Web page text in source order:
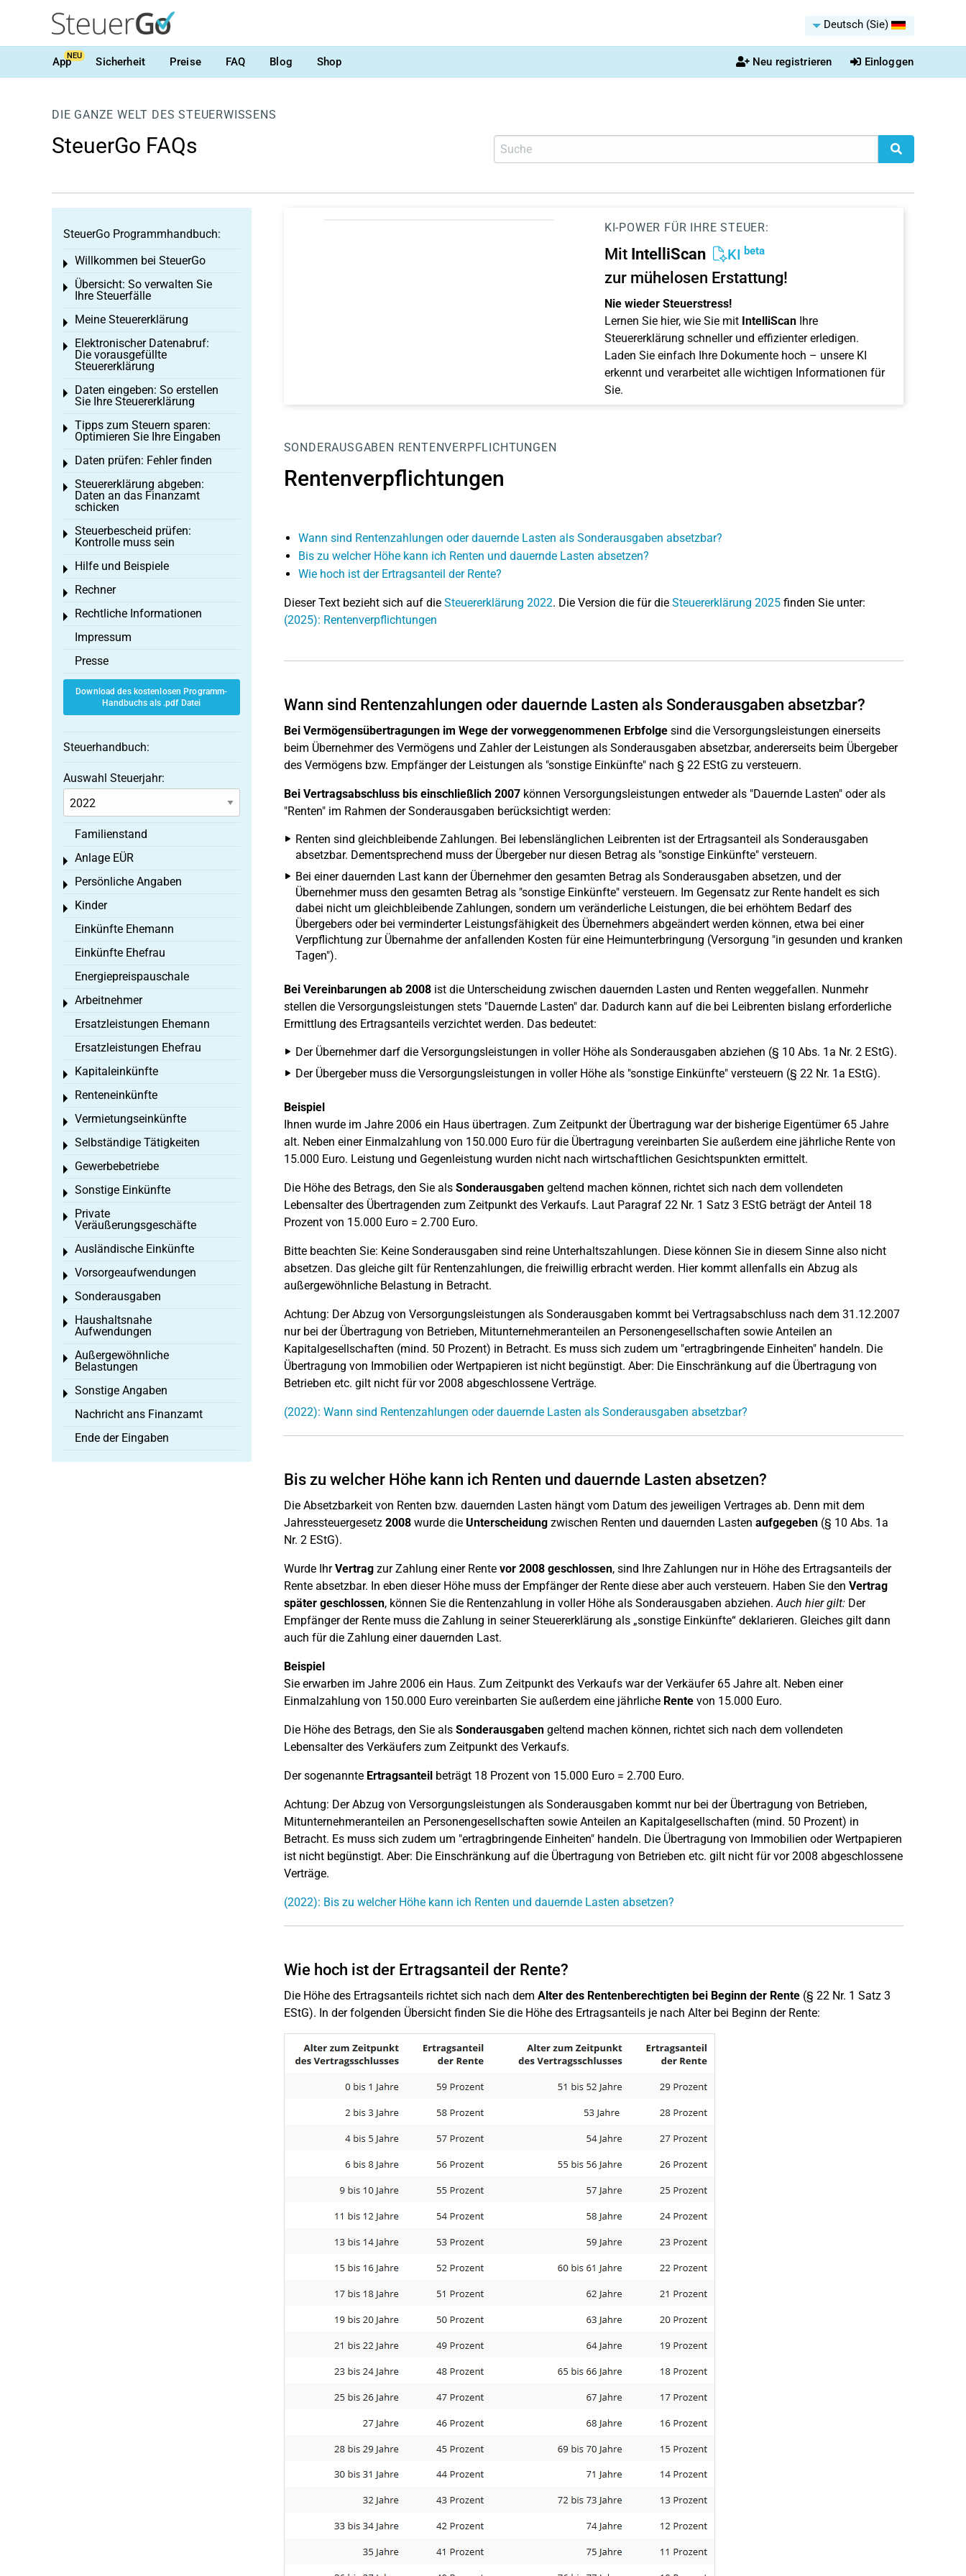
Deutsch (Sie)
AppNEU Sicherheit Preise FAQ Blog Shop Neu registrieren Einloggen
DIE GANZE WELT DES STEUERWISSENS
SteuerGo FAQs
KI-POWER FÜR IHRE STEUER:
Mit IntelliScan KI beta
zur mühelosen Erstattung!
Nie wieder Steuerstress!
Lernen Sie hier, wie Sie mit IntelliScanIhre
Steuererklärung schneller und effizienter erledigen.
Laden Sie einfach Ihre Dokumente hoch – unsere KI
erkennt und verarbeitet alle wichtigen Informationen für
Sie.
SONDERAUSGABEN RENTENVERPFLICHTUNGEN
Rentenverpflichtungen
Wann sind Rentenzahlungen oder dauernde Lasten als Sonderausgaben absetzbar?
Bis zu welcher Höhe kann ich Renten und dauernde Lasten absetzen?
Wie hoch ist der Ertragsanteil der Rente?
Dieser Text bezieht sich auf die Steuererklärung 2022. Die Version die für die Steuererklärung 2025finden Sie unter:
(2025): Rentenverpflichtungen
Wann sind Rentenzahlungen oder dauernde Lasten als Sonderausgaben absetzbar?
Bei Vermögensübertragungen im Wege der vorweggenommenen Erbfolgesind die Versorgungsleistungen einerseits
beim Übernehmer des Vermögens und Zahler der Leistungen als Sonderausgaben absetzbar, andererseits beim Übergeber
des Vermögens bzw. Empfänger der Leistungen als "sonstige Einkünfte" nach § 22 EStG zu versteuern.
Bei Vertragsabschluss bis einschließlich 2007können Versorgungsleistungen entweder als "Dauernde Lasten" oder als
"Renten" im Rahmen der Sonderausgaben berücksichtigt werden:
Renten sind gleichbleibende Zahlungen. Bei lebenslänglichen Leibrenten ist der Ertragsanteil als Sonderausgaben
absetzbar. Dementsprechend muss der Übergeber nur diesen Betrag als "sonstige Einkünfte" versteuern.
Bei einer dauernden Last kann der Übernehmer den gesamten Betrag als Sonderausgaben absetzen, und der
Übernehmer muss den gesamten Betrag als "sonstige Einkünfte" versteuern. Im Gegensatz zur Rente handelt es sich
dabei nicht um gleichbleibende Zahlungen, sondern um veränderliche Leistungen, die bei erhöhtem Bedarf des
Übergebers oder bei verminderter Leistungsfähigkeit des Übernehmers abgeändert werden können, etwa bei einer
Verpflichtung zur Übernahme der anfallenden Kosten für eine Heimunterbringung (Versorgung "in gesunden und kranken
Tagen").
Bei Vereinbarungen ab 2008ist die Unterscheidung zwischen dauernden Lasten und Renten weggefallen. Nunmehr
stellen die Versorgungsleistungen stets "Dauernde Lasten" dar. Dadurch kann auf die bei Leibrenten bislang erforderliche
Ermittlung des Ertragsanteils verzichtet werden. Das bedeutet:
Der Übernehmer darf die Versorgungsleistungen in voller Höhe als Sonderausgaben abziehen (§ 10 Abs. 1a Nr. 2 EStG).
Der Übergeber muss die Versorgungsleistungen in voller Höhe als "sonstige Einkünfte" versteuern (§ 22 Nr. 1a EStG).
Beispiel
Ihnen wurde im Jahre 2006 ein Haus übertragen. Zum Zeitpunkt der Übertragung war der bisherige Eigentümer 65 Jahre
alt. Neben einer Einmalzahlung von 150.000 Euro für die Übertragung vereinbarten Sie außerdem eine jährliche Rente von
15.000 Euro. Leistung und Gegenleistung wurden nicht nach wirtschaftlichen Gesichtspunkten ermittelt.
Die Höhe des Betrags, den Sie als Sonderausgabengeltend machen können, richtet sich nach dem vollendeten
Lebensalter des Übertragenden zum Zeitpunkt des Verkaufs. Laut Paragraf 22 Nr. 1 Satz 3 EStG beträgt der Anteil 18
Prozent von 15.000 Euro = 2.700 Euro.
Bitte beachten Sie: Keine Sonderausgaben sind reine Unterhaltszahlungen. Diese können Sie in diesem Sinne also nicht
absetzen. Das gleiche gilt für Rentenzahlungen, die freiwillig erbracht werden. Hier kommt allenfalls ein Abzug als
außergewöhnliche Belastung in Betracht.
Achtung: Der Abzug von Versorgungsleistungen als Sonderausgaben kommt bei Vertragsabschluss nach dem 31.12.2007
nur bei der Übertragung von Betrieben, Mitunternehmeranteilen an Personengesellschaften sowie Anteilen an
Kapitalgesellschaften (mind. 50 Prozent) in Betracht. Es muss sich zudem um "ertragbringende Einheiten" handeln. Die
Übertragung von Immobilien oder Wertpapieren ist nicht begünstigt. Aber: Die Einschränkung auf die Übertragung von
Betrieben etc. gilt nicht für vor 2008 abgeschlossene Verträge.
(2022): Wann sind Rentenzahlungen oder dauernde Lasten als Sonderausgaben absetzbar?
Bis zu welcher Höhe kann ich Renten und dauernde Lasten absetzen?
Die Absetzbarkeit von Renten bzw. dauernden Lasten hängt vom Datum des jeweiligen Vertrages ab. Denn mit dem
Jahressteuergesetz 2008wurde die Unterscheidungzwischen Renten und dauernden Lasten aufgegeben(§ 10 Abs. 1a
Nr. 2 EStG).
Wurde IhrVertragzur Zahlung einer Rente vor 2008 geschlossen, sind Ihre Zahlungen nur in Höhe des Ertragsanteils der
Rente absetzbar. In eben dieser Höhe muss der Empfänger der Rente diese aber auch versteuern. Haben Sie den Vertrag
später geschlossen, können Sie die Rentenzahlung in voller Höhe als Sonderausgaben abziehen. Auch hier gilt:Der
Empfänger der Rente muss die Zahlung in seiner Steuererklärung als „sonstige Einkünfte“ deklarieren. Gleiches gilt dann
auch für die Zahlung einer dauernden Last.
Beispiel
Sie erwarben im Jahre 2006 ein Haus. Zum Zeitpunkt des Verkaufs war der Verkäufer 65 Jahre alt. Neben einer
Einmalzahlung von 150.000 Euro vereinbarten Sie außerdem eine jährliche Rentevon 15.000 Euro.
Die Höhe des Betrags, den Sie als Sonderausgabengeltend machen können, richtet sich nach dem vollendeten
Lebensalter des Verkäufers zum Zeitpunkt des Verkaufs.
Der sogenannte Ertragsanteilbeträgt 18 Prozent von 15.000 Euro = 2.700 Euro.
Achtung: Der Abzug von Versorgungsleistungen als Sonderausgaben kommt nur bei der Übertragung von Betrieben,
Mitunternehmeranteilen an Personengesellschaften sowie Anteilen an Kapitalgesellschaften (mind. 50 Prozent) in
Betracht. Es muss sich zudem um "ertragbringende Einheiten" handeln. Die Übertragung von Immobilien oder Wertpapieren
ist nicht begünstigt. Aber: Die Einschränkung auf die Übertragung von Betrieben etc. gilt nicht für vor 2008 abgeschlossene
Verträge.
(2022): Bis zu welcher Höhe kann ich Renten und dauernde Lasten absetzen?
Wie hoch ist der Ertragsanteil der Rente?
Die Höhe des Ertragsanteils richtet sich nach dem Alter des Rentenberechtigten bei Beginn der Rente (§ 22 Nr. 1 Satz 3
EStG). In der folgenden Übersicht finden Sie die Höhe des Ertragsanteils je nach Alter bei Beginn der Rente:
SteuerGo Programmhandbuch:
Willkommen bei SteuerGo
Toggle menu
Übersicht: So verwalten Sie
Ihre Steuerfälle
Toggle menu
Meine Steuererklärung
Toggle menu
Elektronischer Datenabruf:
Die vorausgefüllte
Steuererklärung
Toggle menu
Daten eingeben: So erstellen
Sie Ihre Steuererklärung
Toggle menu
Tipps zum Steuern sparen:
Optimieren Sie Ihre Eingaben
Toggle menu
Daten prüfen: Fehler finden
Toggle menu
Steuererklärung abgeben:
Daten an das Finanzamt
schicken
Toggle menu
Steuerbescheid prüfen:
Kontrolle muss sein
Toggle menu
Hilfe und Beispiele
Toggle menu
Rechner
Toggle menu
Rechtliche Informationen
Toggle menu
Impressum
Presse
Download des kostenlosen Programm-
Handbuchs als .pdf Datei
Steuerhandbuch:
Auswahl Steuerjahr:
Familienstand
Anlage EÜR
Toggle menu
Persönliche Angaben
Toggle menu
Kinder
Toggle menu
Einkünfte Ehemann
Einkünfte Ehefrau
Energiepreispauschale
Arbeitnehmer
Toggle menu
Ersatzleistungen Ehemann
Ersatzleistungen Ehefrau
Kapitaleinkünfte
Toggle menu
Renteneinkünfte
Toggle menu
Vermietungseinkünfte
Toggle menu
Selbständige Tätigkeiten
Toggle menu
Gewerbebetriebe
Toggle menu
Sonstige Einkünfte
Toggle menu
Private
Veräußerungsgeschäfte
Toggle menu
Ausländische Einkünfte
Toggle menu
Vorsorgeaufwendungen
Toggle menu
Sonderausgaben
Toggle menu
Haushaltsnahe
Aufwendungen
Toggle menu
Außergewöhnliche
Belastungen
Toggle menu
Sonstige Angaben
Toggle menu
Nachricht ans Finanzamt
Ende der Eingaben